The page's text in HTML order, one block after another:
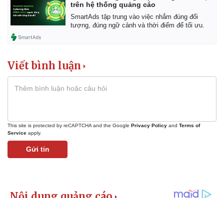
trên hệ thống quảng cáo
SmartAds tập trung vào việc nhắm đúng đối
tượng, đúng ngữ cảnh và thời điểm để tối ưu.
Viết bình luận
This site is protected by reCAPTCHA and the Google Privacy Policy and Terms of
Service apply.
Gửi tin